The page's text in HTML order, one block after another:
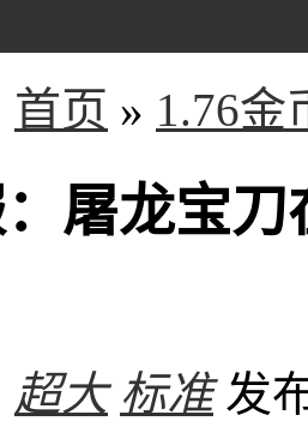
首页 » 1.76金
屠龙宝
超大 标准 发